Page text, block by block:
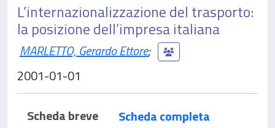
L’internazionalizzazione del trasporto:
la posizione dell’impresa italiana
MARLETTO, Gerardo Ettore;
2001-01-01
Scheda breve
Scheda completa